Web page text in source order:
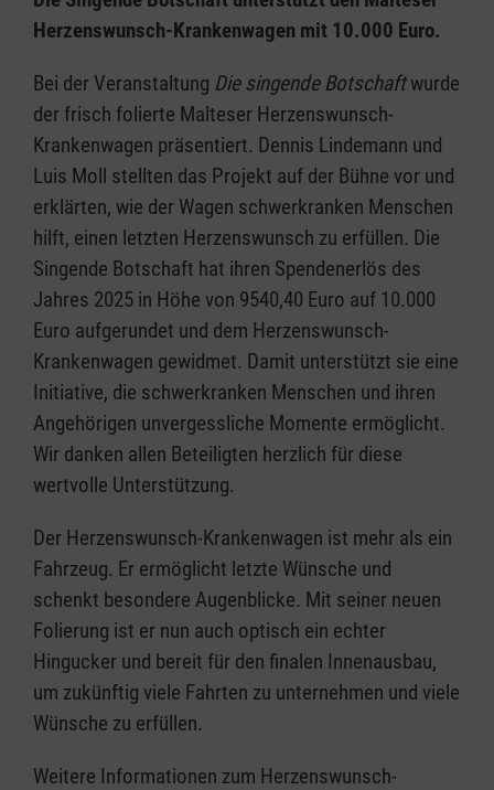
Herzenswunsch-Krankenwagen mit 10.000 Euro.
Bei der Veranstaltung Die singende Botschaftwurde
der frisch folierte Malteser Herzenswunsch-
Krankenwagen präsentiert. Dennis Lindemann und
Luis Moll stellten das Projekt auf der Bühne vor und
erklärten, wie der Wagen schwerkranken Menschen
hilft, einen letzten Herzenswunsch zu erfüllen. Die
Singende Botschaft hat ihren Spendenerlös des
Jahres 2025 in Höhe von 9540,40 Euro auf 10.000
Euro aufgerundet und dem Herzenswunsch-
Krankenwagen gewidmet. Damit unterstützt sie eine
Initiative, die schwerkranken Menschen und ihren
Angehörigen unvergessliche Momente ermöglicht.
Wir danken allen Beteiligten herzlich für diese
wertvolle Unterstützung.
Der Herzenswunsch-Krankenwagen ist mehr als ein
Fahrzeug. Er ermöglicht letzte Wünsche und
schenkt besondere Augenblicke. Mit seiner neuen
Folierung ist er nun auch optisch ein echter
Hingucker und bereit für den finalen Innenausbau,
um zukünftig viele Fahrten zu unternehmen und viele
Wünsche zu erfüllen.
Weitere Informationen zum Herzenswunsch-